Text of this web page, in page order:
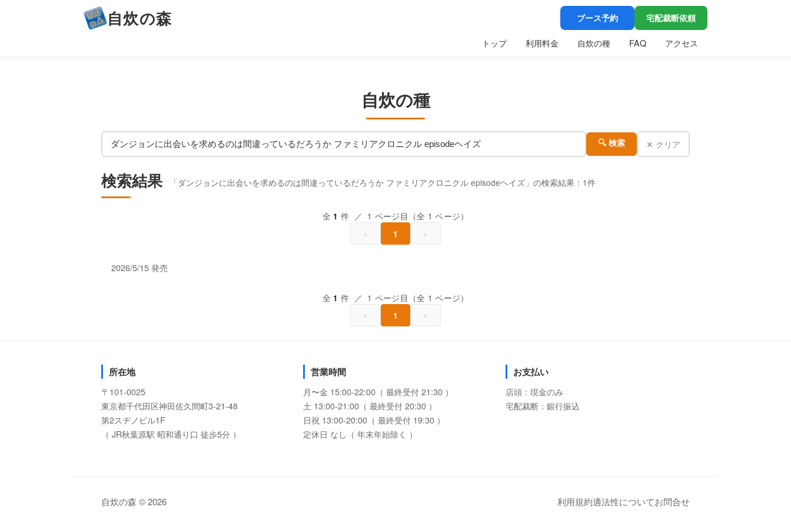
自炊の森 ブース予約 宅配裁断依頼
トップ 利用料金 自炊の種 FAQ アクセス
自炊の種
🔍 検索 ✕ クリア
検索結果 「ダンジョンに出会いを求めるのは間違っているだろうか ファミリアクロニクル episodeヘイズ」の検索結果：1件
全 1 件 ／ 1 ページ目（全 1 ページ）
‹ 1 ›
2026/5/15 発売
全 1 件 ／ 1 ページ目（全 1 ページ）
‹ 1 ›
所在地
〒101-0025
東京都千代田区神田佐久間町3-21-48
第2スヂノビル1F
（ JR秋葉原駅 昭和通り口 徒歩5分 ）
営業時間
月〜金 15:00-22:00（ 最終受付 21:30 ）
土 13:00-21:00（ 最終受付 20:30 ）
日祝 13:00-20:00（ 最終受付 19:30 ）
定休日 なし（ 年末年始除く ）
お支払い
店頭：現金のみ
宅配裁断：銀行振込
自炊の森 © 2026 利用規約適法性についてお問合せ